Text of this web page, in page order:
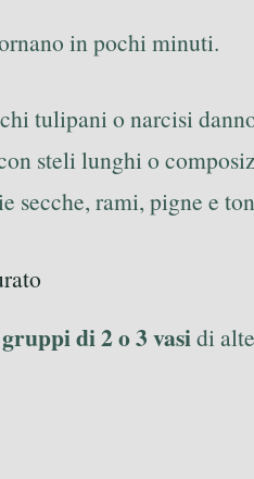
in pochi minuti.
tulipani o narcisi
steli lunghi o
secche, rami, pigne e
gruppi di 2 o 3 vasidi